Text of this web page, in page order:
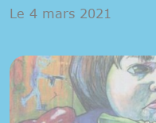
Le 4 mars 2021